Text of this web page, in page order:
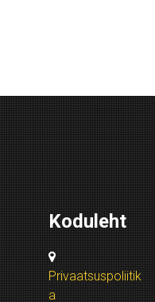
Koduleht
Privaatsuspoliitik
a